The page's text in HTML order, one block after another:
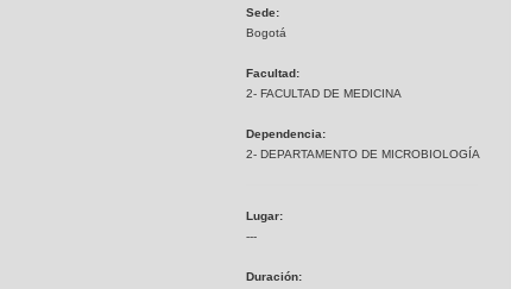
Sede:
Bogotá
Facultad:
2- FACULTAD DE MEDICINA
Dependencia:
2- DEPARTAMENTO DE MICROBIOLOGÍA
Lugar:
---
Duración: